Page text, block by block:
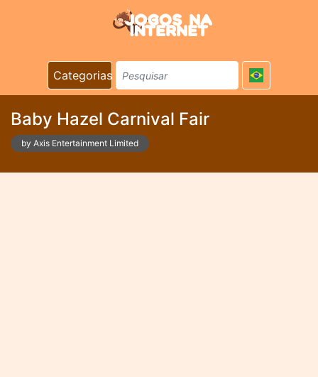
Categorias
Baby Hazel Carnival Fair
by Axis Entertainment Limited